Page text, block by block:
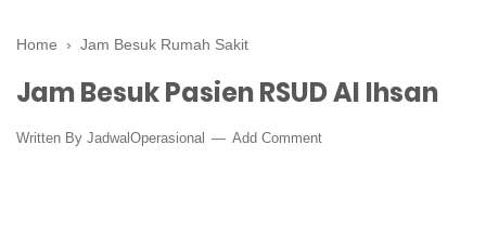
Home › Jam Besuk Rumah Sakit
Jam Besuk Pasien RSUD Al Ihsan
Written By JadwalOperasional Add Comment